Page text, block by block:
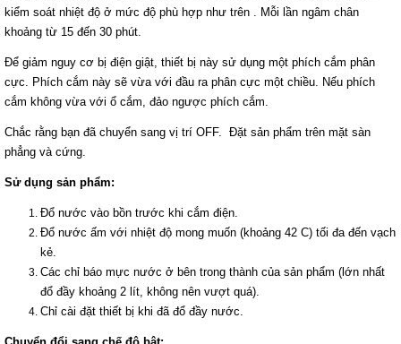
kiểm soát nhiệt độ ở mức độ phù hợp như trên . Mỗi lần ngâm chân
khoảng từ 15 đến 30 phút.
Để giảm nguy cơ bị điện giật, thiết bị này sử dụng một phích cắm phân
cực. Phích cắm này sẽ vừa với đầu ra phân cực một chiều. Nếu phích
cắm không vừa với ổ cắm, đảo ngược phích cắm.
Chắc rằng bạn đã chuyển sang vị trí OFF. Đặt sản phẩm trên mặt sàn
phẳng và cứng.
Sử dụng sản phẩm:
Đổ nước vào bồn trước khi cắm điện.
Đổ nước ấm với nhiệt độ mong muốn (khoảng 42 C) tối đa đến vạch
kẻ.
Các chỉ báo mực nước ở bên trong thành của sản phẩm (lớn nhất
đổ đầy khoảng 2 lít, không nên vượt quá).
Chỉ cài đặt thiết bị khi đã đổ đầy nước.
Chuyển đổi sang chế độ bật: